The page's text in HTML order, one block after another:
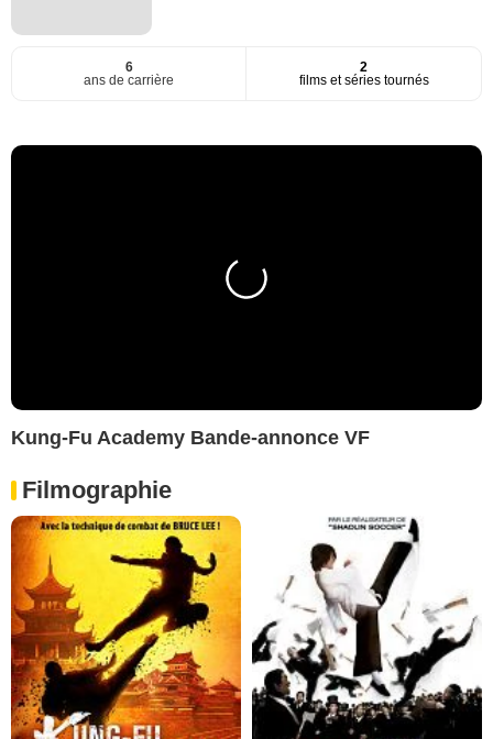
6
ans de carrière
2
films et séries tournés
Kung-Fu Academy Bande-annonce VF
Filmographie